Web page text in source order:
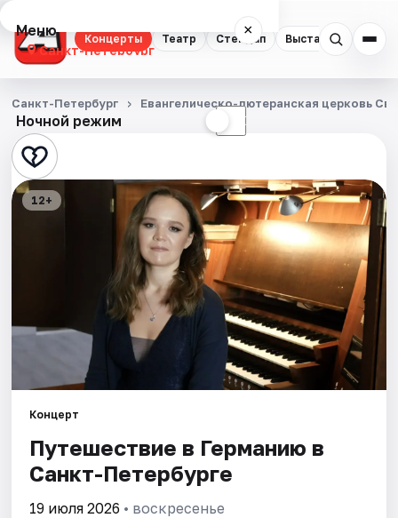
Концерты Театр Стендап Выставки
Меню ×
Санкт-Петербург
Концерты
Театр
Стендап
События
Города
Площадки
Ночной режим ☾
Санкт-Петербург Евангелическо-лютеранская церковь
12+
Концерт
Путешествие в Германию в
Санкт-Петербурге
19 июля 2026 • воскресенье